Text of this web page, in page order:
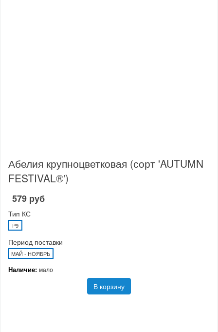
Абелия крупноцветковая (сорт 'AUTUMN
FESTIVAL®')
579 руб
Тип КС
P9
Период поставки
МАЙ - НОЯБРЬ
Наличие: мало
В корзину